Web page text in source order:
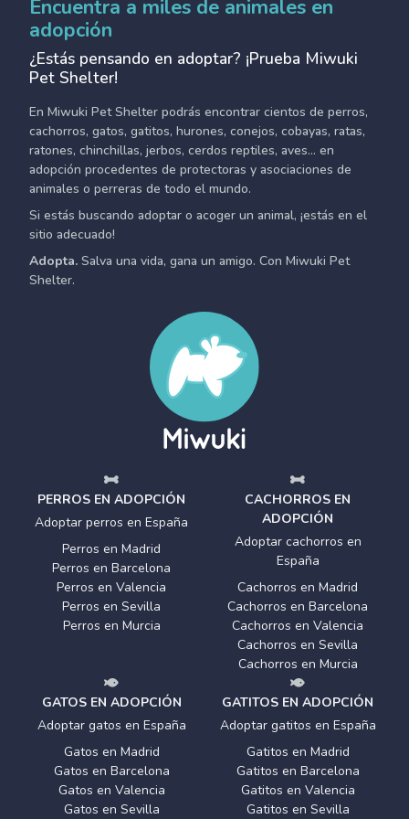
Encuentra a miles de animales en
adopción
¿Estás pensando en adoptar? ¡Prueba Miwuki
Pet Shelter!
En Miwuki Pet Shelter podrás encontrar cientos de perros,
cachorros, gatos, gatitos, hurones, conejos, cobayas, ratas,
ratones, chinchillas, jerbos, cerdos reptiles, aves... en
adopción procedentes de protectoras y asociaciones de
animales o perreras de todo el mundo.
Si estás buscando adoptar o acoger un animal, ¡estás en el
sitio adecuado!
Adopta. Salva una vida, gana un amigo. Con Miwuki Pet
Shelter.
PERROS EN ADOPCIÓN
Adoptar perros en España
Perros en Madrid
Perros en Barcelona
Perros en Valencia
Perros en Sevilla
Perros en Murcia
CACHORROS EN
ADOPCIÓN
Adoptar cachorros en
España
Cachorros en Madrid
Cachorros en Barcelona
Cachorros en Valencia
Cachorros en Sevilla
Cachorros en Murcia
GATOS EN ADOPCIÓN
Adoptar gatos en España
Gatos en Madrid
Gatos en Barcelona
Gatos en Valencia
Gatos en Sevilla
GATITOS EN ADOPCIÓN
Adoptar gatitos en España
Gatitos en Madrid
Gatitos en Barcelona
Gatitos en Valencia
Gatitos en Sevilla